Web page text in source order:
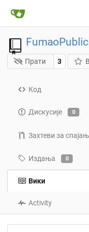
FumaoPublic
Прати 3
Код
Дискусије 0
Захтеви за
Издања 0
Вики
Activity